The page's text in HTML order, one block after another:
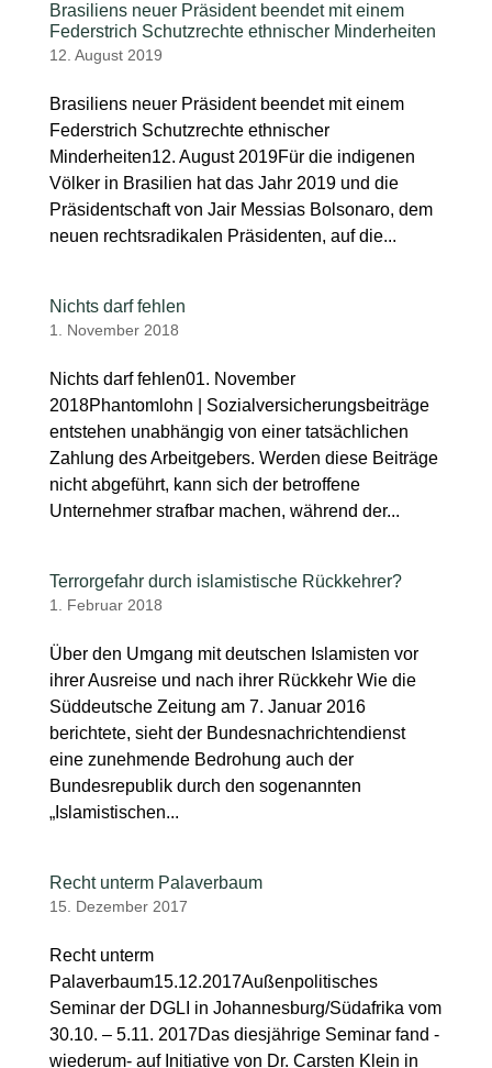
Brasiliens neuer Präsident beendet mit einem
Federstrich Schutzrechte ethnischer Minderheiten
12. August 2019
Brasiliens neuer Präsident beendet mit einem
Federstrich Schutzrechte ethnischer
Minderheiten12. August 2019Für die indigenen
Völker in Brasilien hat das Jahr 2019 und die
Präsidentschaft von Jair Messias Bolsonaro, dem
neuen rechtsradikalen Präsidenten, auf die...
Nichts darf fehlen
1. November 2018
Nichts darf fehlen01. November
2018Phantomlohn | Sozialversicherungsbeiträge
entstehen unabhängig von einer tatsächlichen
Zahlung des Arbeitgebers. Werden diese Beiträge
nicht abgeführt, kann sich der betroffene
Unternehmer strafbar machen, während der...
Terrorgefahr durch islamistische Rückkehrer?
1. Februar 2018
Über den Umgang mit deutschen Islamisten vor
ihrer Ausreise und nach ihrer Rückkehr Wie die
Süddeutsche Zeitung am 7. Januar 2016
berichtete, sieht der Bundesnachrichtendienst
eine zunehmende Bedrohung auch der
Bundesrepublik durch den sogenannten
„Islamistischen...
Recht unterm Palaverbaum
15. Dezember 2017
Recht unterm
Palaverbaum15.12.2017Außenpolitisches
Seminar der DGLI in Johannesburg/Südafrika vom
30.10. – 5.11. 2017Das diesjährige Seminar fand -
wiederum- auf Initiative von Dr. Carsten Klein in